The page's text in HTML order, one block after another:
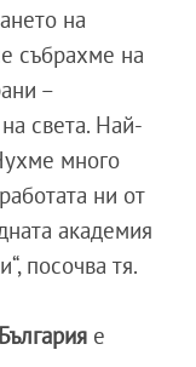
на
събрахме на
–
света. Най-
много
ни от
академия
посочва тя.
е